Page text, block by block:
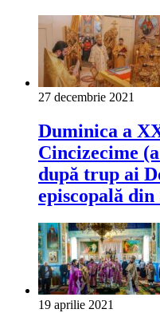
27 decembrie 2021
Duminica a
Cincizecime
după trup ai
episcopală din
19 aprilie 2021